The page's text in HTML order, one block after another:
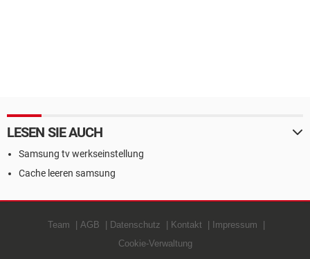
LESEN SIE AUCH
Samsung tv werkseinstellung
Cache leeren samsung
Team AGB Datenschutz Kontakt
Impressum
Cookie-Verwaltung